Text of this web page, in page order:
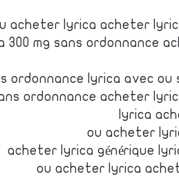
acheter lyrica acheter
300 mg sans ordonnance
ordonnance lyrica avec ou
ordonnance acheter
lyrica
ou acheter
acheter lyrica générique
ou acheter lyrica